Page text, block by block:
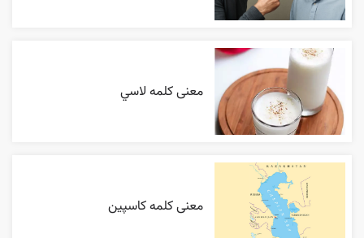
معنی کلمه لاسي
معنی کلمه کاسپین